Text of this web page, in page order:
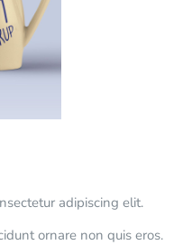
adipiscing elit.
ornare non quis eros.